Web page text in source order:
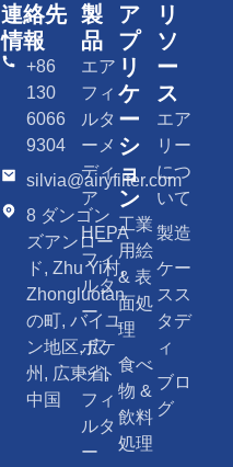
製
品
エア
フィ
ルタ
ーメ
ディ
ア
HEPA
フィ
ルタ
ー
ポケ
ット
フィ
ルタ
ー
ア
プ
リ
ケ
ー
シ
ョ
ン
工業
用絵
& 表
面処
理
食べ
物 &
飲料
処理
リ
ソ
ー
ス
エア
リー
につ
いて
製造
ケー
スス
タデ
ィ
ブロ
グ
連絡先
情報
+86
130
6066
9304
silvia@airyfilter.com
8 ダンゴン
ズアンロー
ド, Zhu Yi村,
Zhongluotan
の町, バイユ
ン地区, 広
州, 広東省,
中国